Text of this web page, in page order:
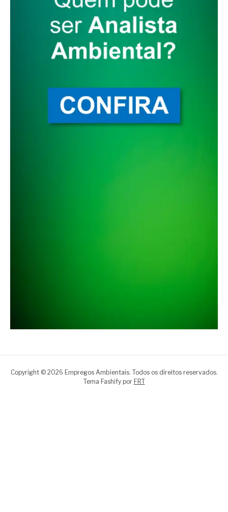
Copyright © 2026 Empregos Ambientais. Todos os direitos reservados.
Tema Fashify por FRT